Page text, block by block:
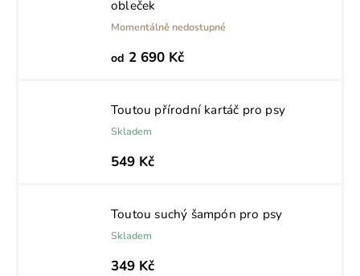
obleček
Momentálně nedostupné
od 2 690 Kč
Toutou přírodní kartáč pro psy
Skladem
549 Kč
Toutou suchý šampón pro psy
Skladem
349 Kč